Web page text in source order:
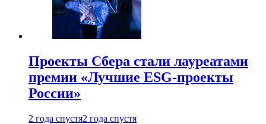
Проекты Сбера стали лауреатами
премии «Лучшие ESG-проекты
России»
2 года спустя2 года спустя